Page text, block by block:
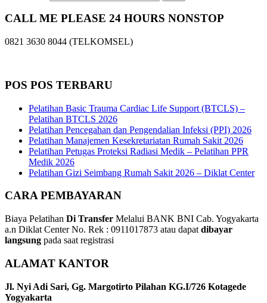
CALL ME PLEASE 24 HOURS NONSTOP
0821 3630 8044 (TELKOMSEL)
POS POS TERBARU
Pelatihan Basic Trauma Cardiac Life Support (BTCLS) –
Pelatihan BTCLS 2026
Pelatihan Pencegahan dan Pengendalian Infeksi (PPI) 2026
Pelatihan Manajemen Kesekretariatan Rumah Sakit 2026
Pelatihan Petugas Proteksi Radiasi Medik – Pelatihan PPR
Medik 2026
Pelatihan Gizi Seimbang Rumah Sakit 2026 – Diklat Center
CARA PEMBAYARAN
Biaya Pelatihan Di Transfer Melalui BANK BNI Cab. Yogyakarta
a.n Diklat Center No. Rek : 0911017873 atau dapat dibayar
langsung pada saat registrasi
ALAMAT KANTOR
Jl. Nyi Adi Sari, Gg. Margotirto Pilahan KG.I/726 Kotagede
Yogyakarta